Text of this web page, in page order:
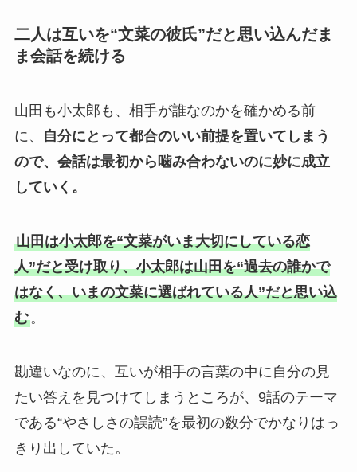
二人は互いを“文菜の彼氏”だと思い込んだま
ま会話を続ける
山田も小太郎も、相手が誰なのかを確かめる前
に、
自分にとって都合のいい前提を置いてしまう
ので、会話は最初から噛み合わないのに妙に成立
していく。
山田は小太郎を“文菜がいま大切にしている恋
人”だと受け取り、小太郎は山田を“過去の誰かで
はなく、いまの文菜に選ばれている人”だと思い込
む。
勘違いなのに、互いが相手の言葉の中に自分の見
たい答えを見つけてしまうところが、9話のテーマ
である“やさしさの誤読”を最初の数分でかなりはっ
きり出していた。